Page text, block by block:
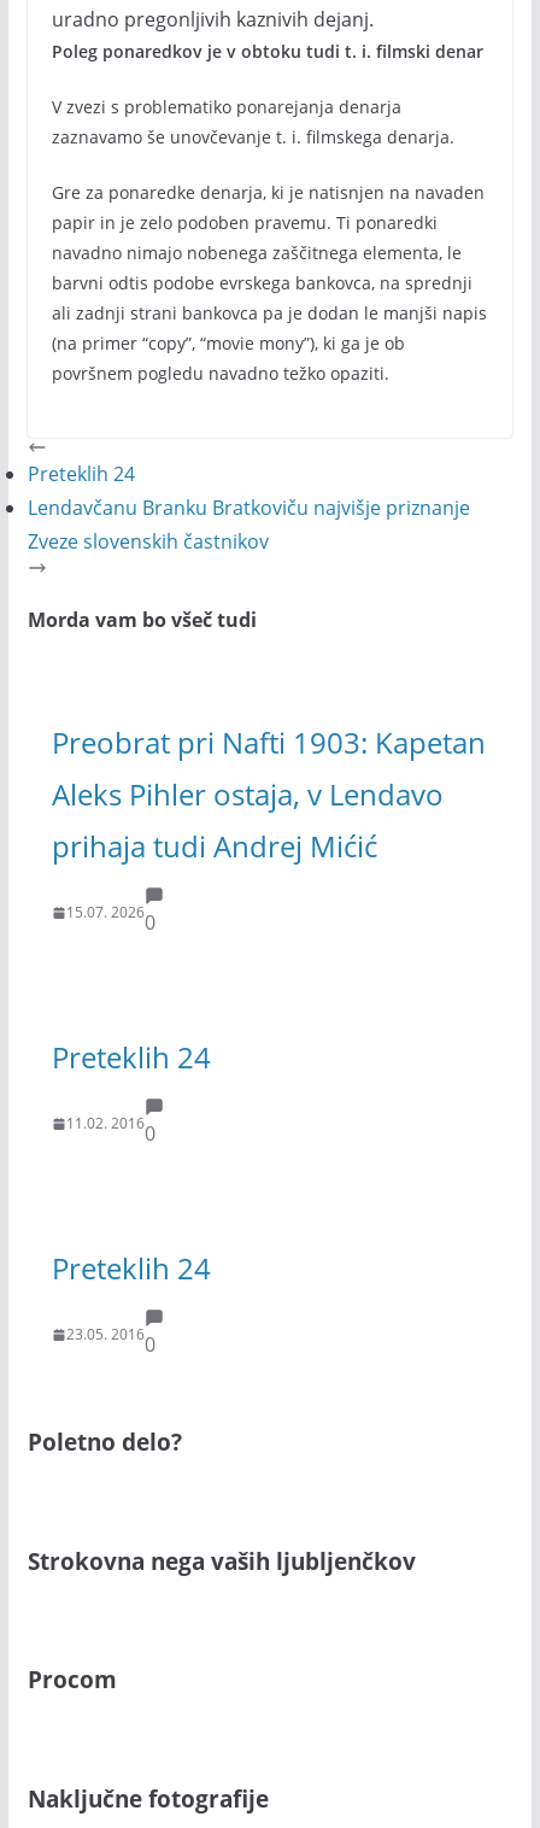
uradno pregonljivih kaznivih dejanj.
Poleg ponaredkov je v obtoku tudi t. i. filmski denar
V zvezi s problematiko ponarejanja denarja
zaznavamo še unovčevanje t. i. filmskega denarja.
Gre za ponaredke denarja, ki je natisnjen na navaden
papir in je zelo podoben pravemu. Ti ponaredki
navadno nimajo nobenega zaščitnega elementa, le
barvni odtis podobe evrskega bankovca, na sprednji
ali zadnji strani bankovca pa je dodan le manjši napis
(na primer “copy”, “movie mony”), ki ga je ob
površnem pogledu navadno težko opaziti.
Preteklih 24
Lendavčanu Branku Bratkoviču najvišje priznanje
Zveze slovenskih častnikov
Morda vam bo všeč tudi
Preobrat pri Nafti 1903: Kapetan
Aleks Pihler ostaja, v Lendavo
prihaja tudi Andrej Mićić
15.07. 20260
Preteklih 24
11.02. 20160
Preteklih 24
23.05. 20160
Poletno delo?
Strokovna nega vaših ljubljenčkov
Procom
Naključne fotografije